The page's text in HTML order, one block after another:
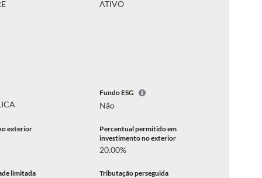
ATIVO
Fundo ESG
Não
exterior
Percentual permitido em
investimento no exterior
20.00%
limitada Tributação perseguida